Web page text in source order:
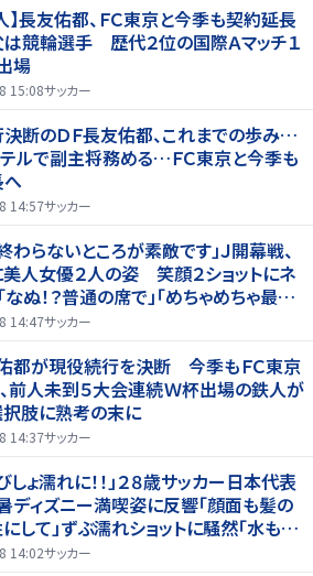
】長友佑都、ＦＣ東京と今季も契約延長
競輪選手 歴代２位の国際Ａマッチ１
場
15:08サッカー
断のＤＦ長友佑都、これまでの歩み…
ルで副主将務める…ＦＣ東京と今季も
14:57サッカー
わらないところが素敵です」Ｊ開幕戦、
人女優２人の姿 笑顔２ショットにネ
なぬ！？普通の席で」「めちゃめちゃ最上
ぎ」
14:47サッカー
都が現役続行を決断 今季もＦＣ東京
前人未到５大会連続Ｗ杯出場の鉄人が
肢に熟考の末に
14:37サッカー
しょ濡れに！！」２８歳サッカー日本代表
ディズニー満喫姿に反響「顔面も髪の
して」ずぶ濡れショットに騒然「水も滴
んかと」
14:02サッカー